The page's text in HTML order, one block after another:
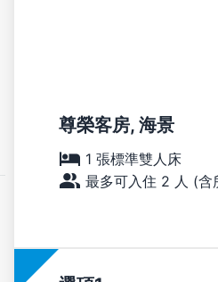
尊榮客房, 海景
1 張標準雙人床
最多可入住 2 人 (含